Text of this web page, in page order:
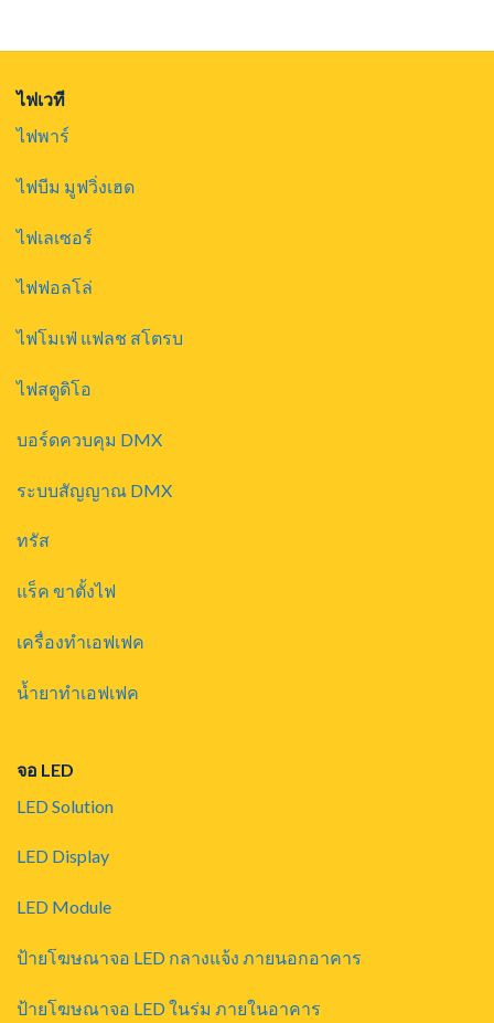
ไฟเวที
ไฟพาร์
ไฟบีม มูฟวิ่งเฮด
ไฟเลเซอร์
ไฟฟอลโล่
ไฟโมเฟ่ แฟลช สโตรบ
ไฟสตูดิโอ
บอร์ดควบคุม DMX
ระบบสัญญาณ DMX
ทรัส
แร็ค ขาตั้งไฟ
เครื่องทำเอฟเฟค
น้ำยาทำเอฟเฟค
จอ LED
LED Solution
LED Display
LED Module
ป้ายโฆษณาจอ LED กลางแจ้ง ภายนอกอาคาร
ป้ายโฆษณาจอ LED ในร่ม ภายในอาคาร